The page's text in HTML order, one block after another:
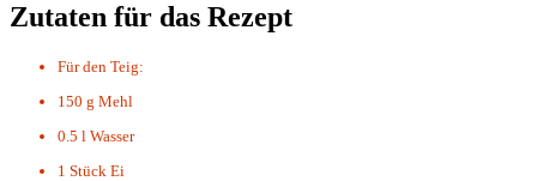
Zutaten für das Rezept
Für den Teig:
150 g Mehl
0.5 l Wasser
1 Stück Ei